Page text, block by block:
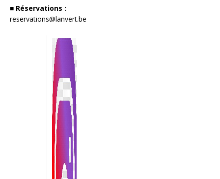
■ Réservations :
reservations@lanvert.be